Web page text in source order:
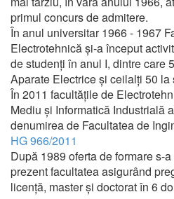
primul concurs de admitere.
În anul universitar 1966 - 1967
Electrotehnică şi-a început
de studenţi în anul I, dintre care
Aparate Electrice şi ceilalţi 50 la
În 2011 facultăţile de
Mediu şi Informatică Industrială
denumirea de Facultatea de
HG 966/2011
După 1989 oferta de formare s-
prezent facultatea asigurând
licenţă, master şi doctorat în 6